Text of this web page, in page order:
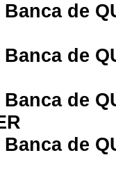
Banca de
Banca de
Banca de
Banca de